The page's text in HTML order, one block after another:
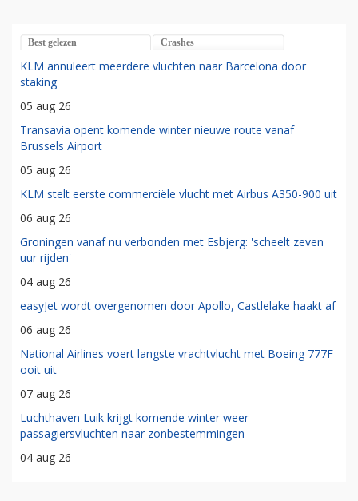
Best gelezen Crashes
KLM annuleert meerdere vluchten naar Barcelona door
staking
05 aug 26
Transavia opent komende winter nieuwe route vanaf
Brussels Airport
05 aug 26
KLM stelt eerste commerciële vlucht met Airbus A350-900 uit
06 aug 26
Groningen vanaf nu verbonden met Esbjerg: 'scheelt zeven
uur rijden'
04 aug 26
easyJet wordt overgenomen door Apollo, Castlelake haakt af
06 aug 26
National Airlines voert langste vrachtvlucht met Boeing 777F
ooit uit
07 aug 26
Luchthaven Luik krijgt komende winter weer
passagiersvluchten naar zonbestemmingen
04 aug 26